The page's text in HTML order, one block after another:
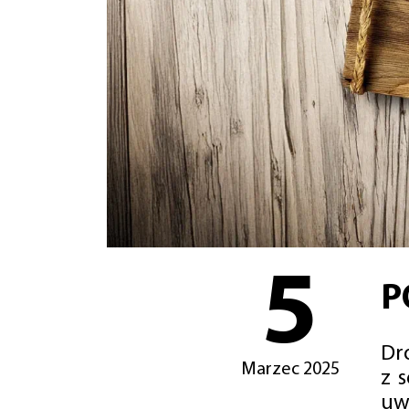
5
Marzec 2025
z